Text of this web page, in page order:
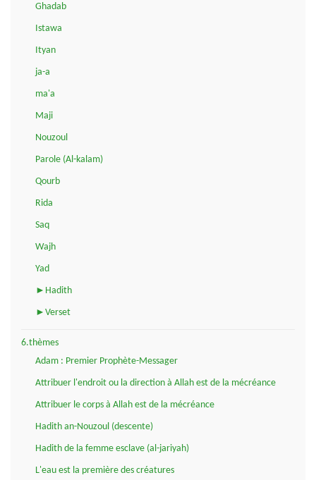
Ghadab
Istawa
Ityan
ja-a
ma'a
Maji
Nouzoul
Parole (Al-kalam)
Qourb
Rida
Saq
Wajh
Yad
►Hadith
►Verset
6.thèmes
Adam : Premier Prophète-Messager
Attribuer l'endroit ou la direction à Allah est de la mécréance
Attribuer le corps à Allah est de la mécréance
Hadith an-Nouzoul (descente)
Hadith de la femme esclave (al-jariyah)
L'eau est la première des créatures